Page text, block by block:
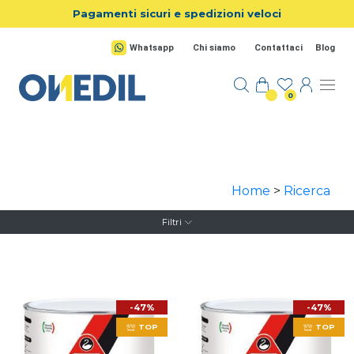
Salta al contenuto principale
Pagamenti sicuri e spedizioni veloci
Whatsapp Chi siamo Contattaci Blog
0
Home > Ricerca
Filtri
-47%
TOP
-47%
TOP